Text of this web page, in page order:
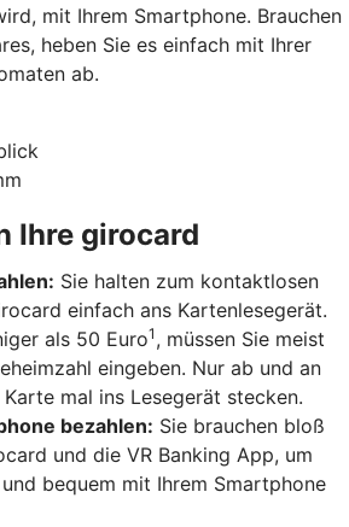
mit Ihrem Smartphone. Brauchen
heben Sie es einfach mit Ihrer
ab.
Ihre girocard
Sie halten zum kontaktlosen
einfach ans Kartenlesegerät.
als 50 Euro1 , müssen Sie meist
eingeben. Nur ab und an
Karte mal ins Lesegerät stecken.
bezahlen: Sie brauchen bloß
und die VR Banking App, um
bequem mit Ihrem Smartphone